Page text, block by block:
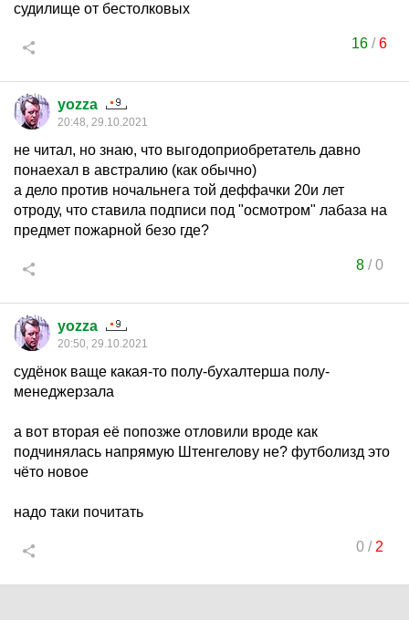
судилище от бестолковых
16 /6
yozza
20:48, 29.10.2021
не читал, но знаю, что выгодоприобретатель давно
понаехал в австралию (как обычно)
а дело против ночальнега той деффачки 20и лет
отроду, что ставила подписи под "осмотром" лабаза на
предмет пожарной безо где?
8/0
yozza
20:50, 29.10.2021
судёнок ваще какая-то полу-бухалтерша полу-
менеджерзала
а вот вторая её попозже отловили вроде как
подчинялась напрямую Штенгелову не? футболизд это
чёто новое
надо таки почитать
0/ 2